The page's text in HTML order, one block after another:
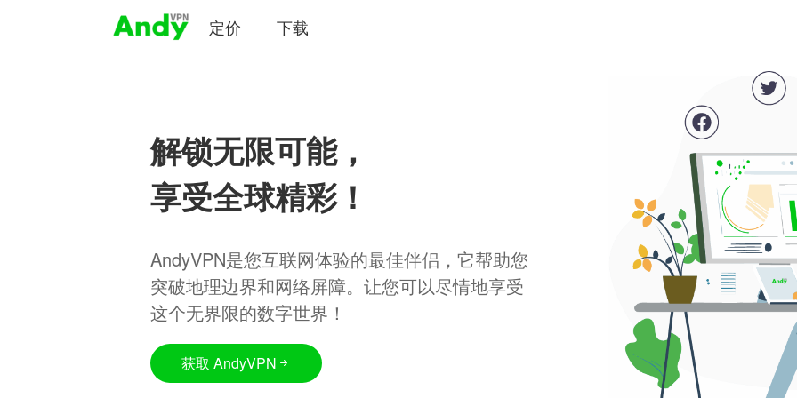
定价 下载
解锁无限可能，
享受全球精彩！
AndyVPN是您互联网体验的最佳伴侣，它帮助您
突破地理边界和网络屏障。让您可以尽情地享受
这个无界限的数字世界！
获取 AndyVPN